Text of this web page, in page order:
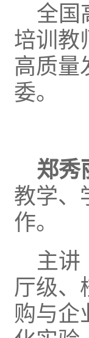
全国
培训教
高质量
委。
郑秀
教学、
作。
主讲
厅级、
购与企